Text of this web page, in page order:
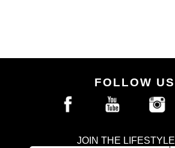
FOLLOW US
JOIN THE LIFESTYLE